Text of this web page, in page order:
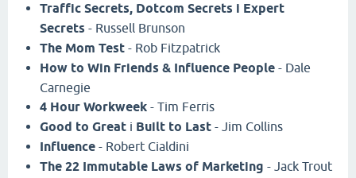
Traffic Secrets, Dotcom Secrets i Expert
Secrets - Russell Brunson
The Mom Test - Rob Fitzpatrick
How to Win Friends & Influence People - Dale
Carnegie
4 Hour Workweek - Tim Ferris
Good to Great i Built to Last - Jim Collins
Influence - Robert Cialdini
The 22 Immutable Laws of Marketing - Jack Trout